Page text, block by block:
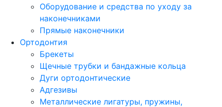
Оборудование и средства по уходу за
наконечниками
Прямые наконечники
Ортодонтия
Брекеты
Щечные трубки и бандажные кольца
Дуги ортодонтические
Адгезивы
Металлические лигатуры, пружины,